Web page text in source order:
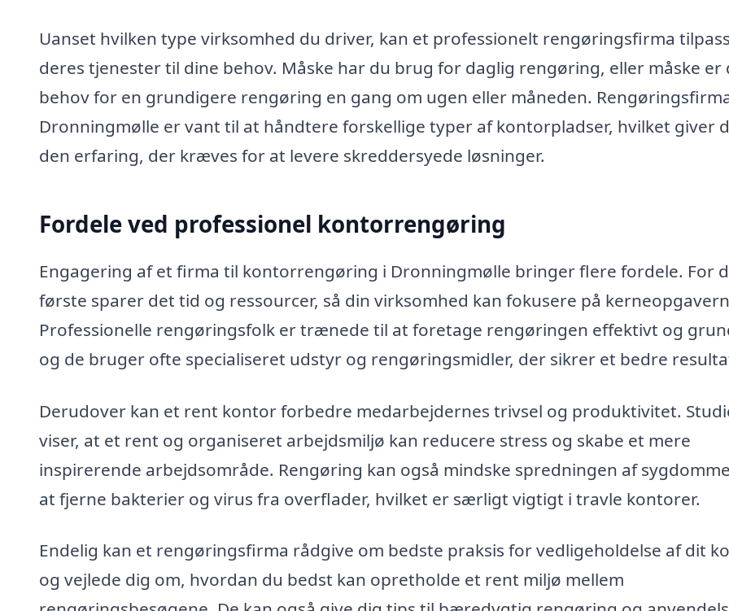
Uanset hvilken type virksomhed du driver, kan et professionelt rengøringsfirma
deres tjenester til dine behov. Måske har du brug for daglig rengøring, eller måske er
behov for en grundigere rengøring en gang om ugen eller måneden.
Dronningmølle er vant til at håndtere forskellige typer af kontorpladser, hvilket giver
den erfaring, der kræves for at levere skreddersyede løsninger.
Fordele ved professionel kontorrengøring
Engagering af et firma til kontorrengøring i Dronningmølle bringer flere fordele. For
første sparer det tid og ressourcer, så din virksomhed kan fokusere på
Professionelle rengøringsfolk er trænede til at foretage rengøringen effektivt og
og de bruger ofte specialiseret udstyr og rengøringsmidler, der sikrer et bedre
Derudover kan et rent kontor forbedre medarbejdernes trivsel og produktivitet.
viser, at et rent og organiseret arbejdsmiljø kan reducere stress og skabe et mere
inspirerende arbejdsområde. Rengøring kan også mindske spredningen af
at fjerne bakterier og virus fra overflader, hvilket er særligt vigtigt i travle kontorer.
Endelig kan et rengøringsfirma rådgive om bedste praksis for vedligeholdelse af dit
og vejlede dig om, hvordan du bedst kan opretholde et rent miljø mellem